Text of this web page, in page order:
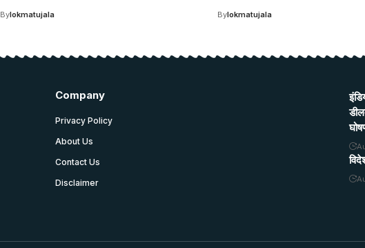
Bylokmatujala Bylokmatujala
Company
Privacy Policy
About Us
Contact Us
Disclaimer